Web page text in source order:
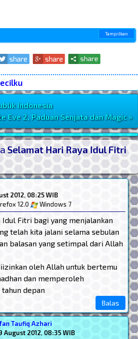
Indonesia
Eve 2, Paduan Senjata dan Magic »
Selamat Hari Raya Idul Fitri
2012, 08:25 WIB
12.0 Windows 7
Idul Fitri bagi yang menjalankan
telah kita jalani selama sebulan
balasan yang setimpal dari Allah
oleh Allah untuk bertemu
dan memperoleh
tahun depan
Balas
Taufiq Azhari
August 2012, 08:35 WIB